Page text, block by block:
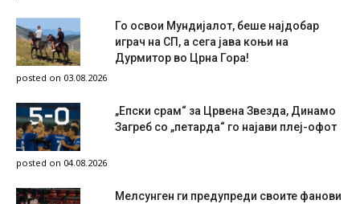
Го освои Мундијалот, беше најдобар
играч на СП, а сега јава коњи на
Дурмитор во Црна Гора!
posted on 03.08.2026
„Епски срам“ за Црвена Звезда, Динамо
Загреб со „петарда“ го најави плеј-офот
posted on 04.08.2026
Мелсунген ги предупреди своите фанови